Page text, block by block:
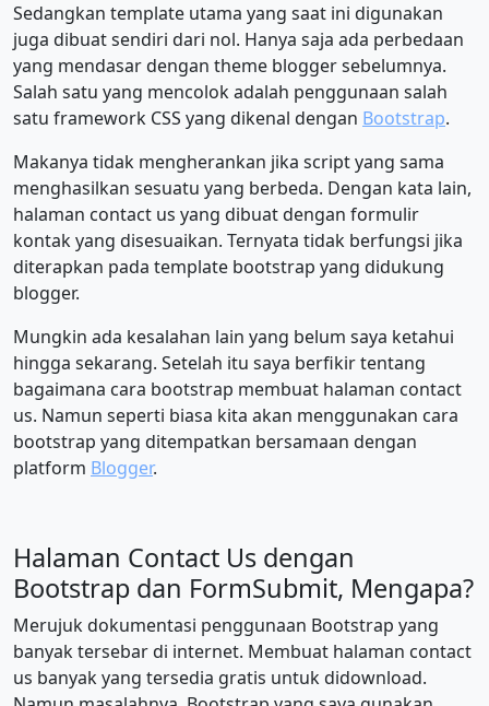
Sedangkan template utama yang saat ini digunakan
juga dibuat sendiri dari nol. Hanya saja ada perbedaan
yang mendasar dengan theme blogger sebelumnya.
Salah satu yang mencolok adalah penggunaan salah
satu framework CSS yang dikenal dengan Bootstrap.
Makanya tidak mengherankan jika script yang sama
menghasilkan sesuatu yang berbeda. Dengan kata lain,
halaman contact us yang dibuat dengan formulir
kontak yang disesuaikan. Ternyata tidak berfungsi jika
diterapkan pada template bootstrap yang didukung
blogger.
Mungkin ada kesalahan lain yang belum saya ketahui
hingga sekarang. Setelah itu saya berfikir tentang
bagaimana cara bootstrap membuat halaman contact
us. Namun seperti biasa kita akan menggunakan cara
bootstrap yang ditempatkan bersamaan dengan
platform Blogger.
Halaman Contact Us dengan
Bootstrap dan FormSubmit, Mengapa?
Merujuk dokumentasi penggunaan Bootstrap yang
banyak tersebar di internet. Membuat halaman contact
us banyak yang tersedia gratis untuk didownload.